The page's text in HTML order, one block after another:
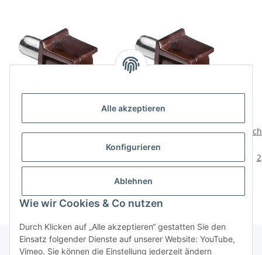
Alle akzeptieren
Konfigurieren
Ablehnen
Wie wir Cookies & Co nutzen
Durch Klicken auf „Alle akzeptieren“ gestatten Sie den
Einsatz folgender Dienste auf unserer Website: YouTube,
Vimeo. Sie können die Einstellung jederzeit ändern
safety, 5 mm, braun, 20
safety, 5 mm, braun, 20
2,59 €